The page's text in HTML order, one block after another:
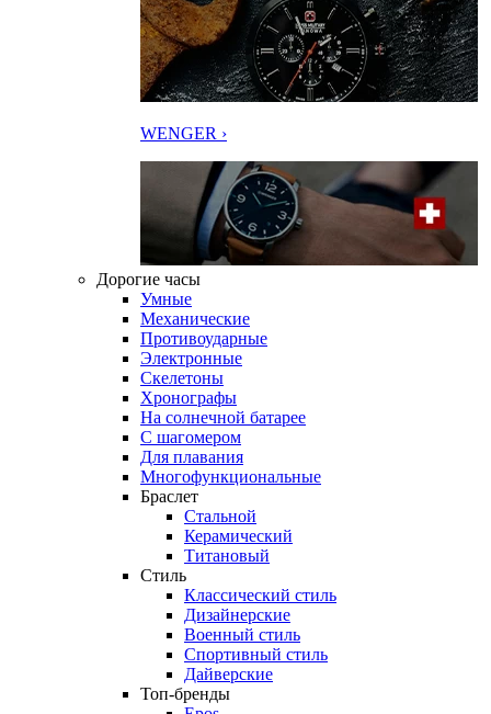
WENGER ›
Дорогие часы
Умные
Механические
Противоударные
Электронные
Скелетоны
Хронографы
На солнечной батарее
С шагомером
Для плавания
Многофункциональные
Браслет
Стальной
Керамический
Титановый
Стиль
Классический стиль
Дизайнерские
Военный стиль
Спортивный стиль
Дайверские
Топ-бренды